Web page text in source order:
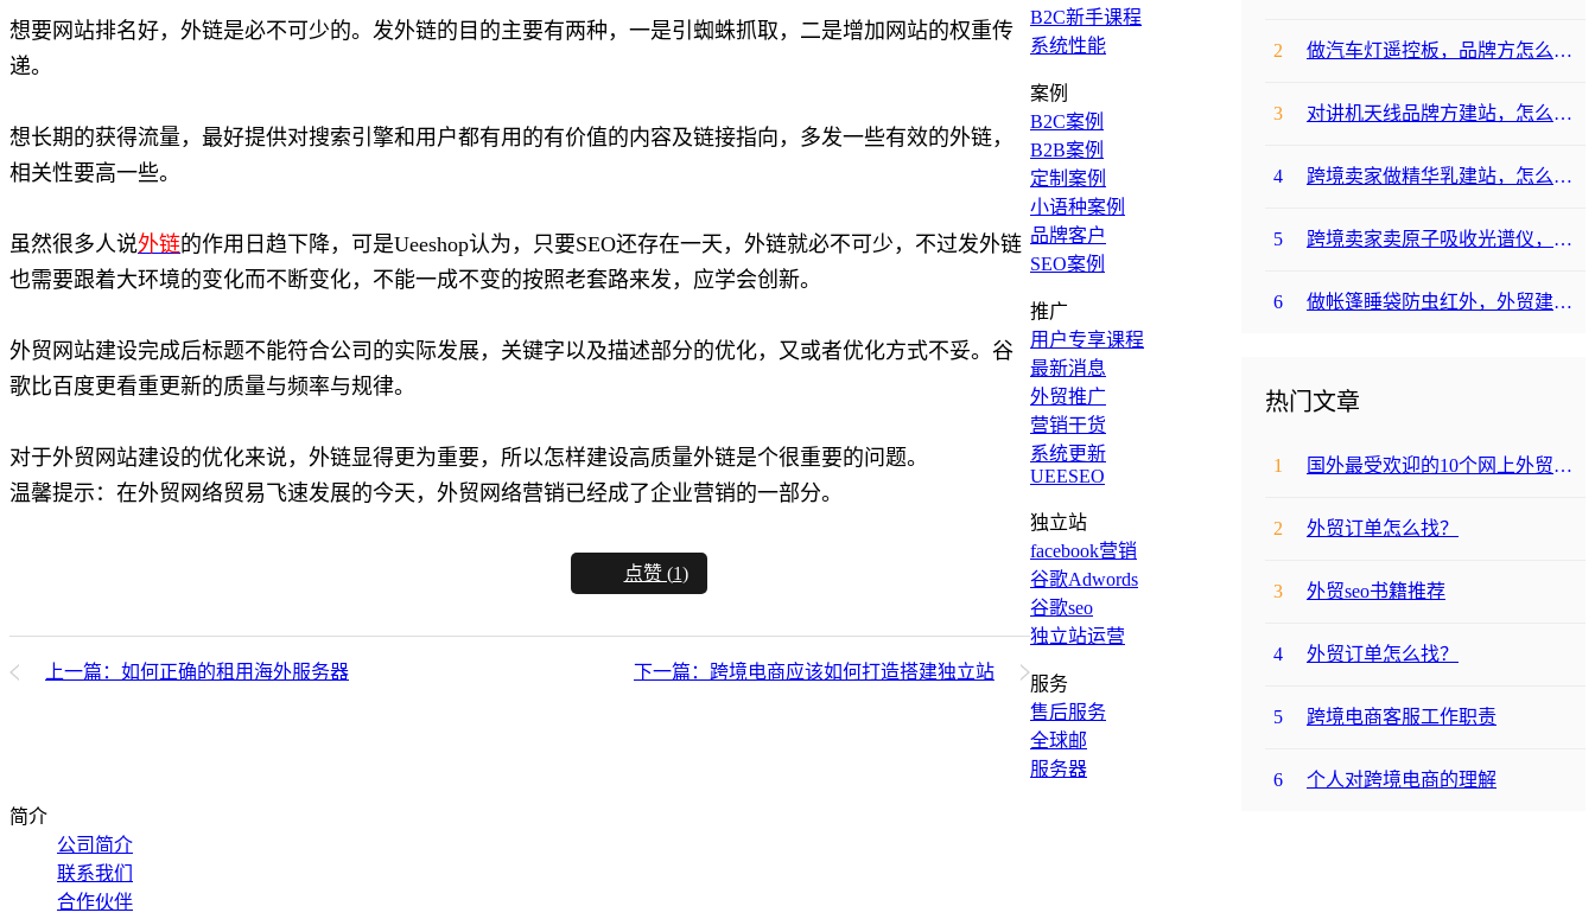
想要网站排名好，外链是必不可少的。发外链的目的主要有两种，一是引蜘蛛抓取，二是增加网站的权重传
递。
想长期的获得流量，最好提供对搜索引擎和用户都有用的有价值的内容及链接指向，多发一些有效的外链，
相关性要高一些。
虽然很多人说外链的作用日趋下降，可是Ueeshop认为，只要SEO还存在一天，外链就必不可少，不过发外链
也需要跟着大环境的变化而不断变化，不能一成不变的按照老套路来发，应学会创新。
外贸网站建设完成后标题不能符合公司的实际发展，关键字以及描述部分的优化，又或者优化方式不妥。谷
歌比百度更看重更新的质量与频率与规律。
对于外贸网站建设的优化来说，外链显得更为重要，所以怎样建设高质量外链是个很重要的问题。
温馨提示：在外贸网络贸易飞速发展的今天，外贸网络营销已经成了企业营销的一部分。
点赞 (1)
上一篇：如何正确的租用海外服务器 下一篇：跨境电商应该如何打造搭建独立站
2 做汽车灯遥控板，品牌方怎么选平台避坑？
3 对讲机天线品牌方建站，怎么降低成本啊？
4 跨境卖家做精华乳建站，怎么选合适提升转化？
5 跨境卖家卖原子吸收光谱仪，选哪个建站平台合适？
6 做帐篷睡袋防虫红外，外贸建站平台哪个合适？
热门文章
1 国外最受欢迎的10个网上外贸购物网站
2 外贸订单怎么找？
3 外贸seo书籍推荐
4 外贸订单怎么找？
5 跨境电商客服工作职责
6 个人对跨境电商的理解
B2C新手课程
系统性能
案例
B2C案例
B2B案例
定制案例
小语种案例
品牌客户
SEO案例
推广
用户专享课程
最新消息
外贸推广
营销干货
系统更新
UEESEO
独立站
facebook营销
谷歌Adwords
谷歌seo
独立站运营
服务
售后服务
全球邮
服务器
简介
公司简介
联系我们
合作伙伴